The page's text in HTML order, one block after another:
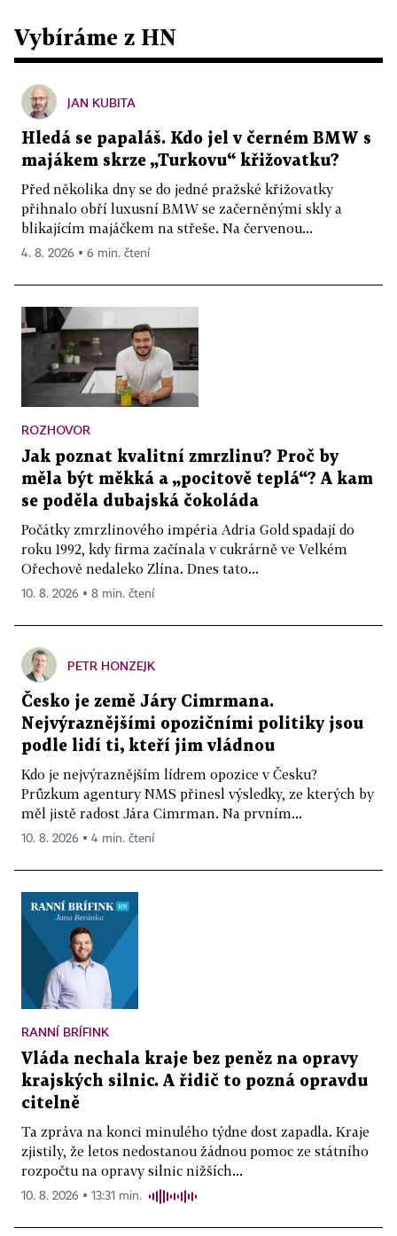
Vybíráme z HN
JAN KUBITA
Hledá se papaláš. Kdo jel v černém BMW s
majákem skrze „Turkovu“ křižovatku?
Před několika dny se do jedné pražské křižovatky
přihnalo obří luxusní BMW se začerněnými skly a
blikajícím majáčkem na střeše. Na červenou...
4. 8. 2026 ▪ 6 min. čtení
ROZHOVOR
Jak poznat kvalitní zmrzlinu? Proč by
měla být měkká a „pocitově teplá“? A kam
se poděla dubajská čokoláda
Počátky zmrzlinového impéria Adria Gold spadají do
roku 1992, kdy firma začínala v cukrárně ve Velkém
Ořechově nedaleko Zlína. Dnes tato...
10. 8. 2026 ▪ 8 min. čtení
PETR HONZEJK
Česko je země Járy Cimrmana.
Nejvýraznějšími opozičními politiky jsou
podle lidí ti, kteří jim vládnou
Kdo je nejvýraznějším lídrem opozice v Česku?
Průzkum agentury NMS přinesl výsledky, ze kterých by
měl jistě radost Jára Cimrman. Na prvním...
10. 8. 2026 ▪ 4 min. čtení
RANNÍ BRÍFINK
Vláda nechala kraje bez peněz na opravy
krajských silnic. A řidič to pozná opravdu
citelně
Ta zpráva na konci minulého týdne dost zapadla. Kraje
zjistily, že letos nedostanou žádnou pomoc ze státního
rozpočtu na opravy silnic nižších...
10. 8. 2026 ▪ 13:31 min.